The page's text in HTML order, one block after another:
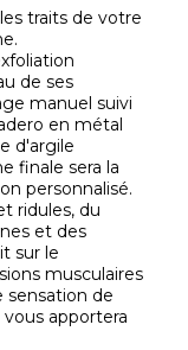
traits de votre
de ses
manuel suivi
en métal
d'argile
finale sera la
personnalisé.
ridules, du
et des
sur le
musculaires
sensation de
apportera